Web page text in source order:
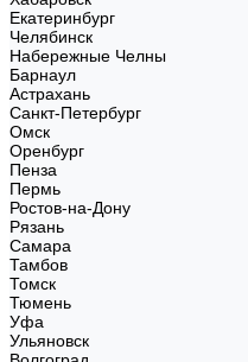
Екатеринбург
Челябинск
Набережные Челны
Барнаул
Астрахань
Санкт-Петербург
Омск
Оренбург
Пенза
Пермь
Ростов-на-Дону
Рязань
Самара
Тамбов
Томск
Тюмень
Уфа
Ульяновск